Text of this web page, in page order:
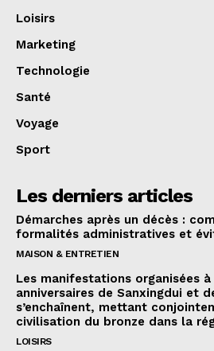
Loisirs
Marketing
Technologie
Santé
Voyage
Sport
Les derniers articles
Démarches après un décès :
formalités administratives et
MAISON & ENTRETIEN
Les manifestations organisées à
anniversaires de Sanxingdui et
s’enchaînent, mettant
civilisation du bronze dans la
LOISIRS